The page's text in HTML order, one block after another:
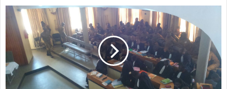
s
t
E
g
p
r
a
l